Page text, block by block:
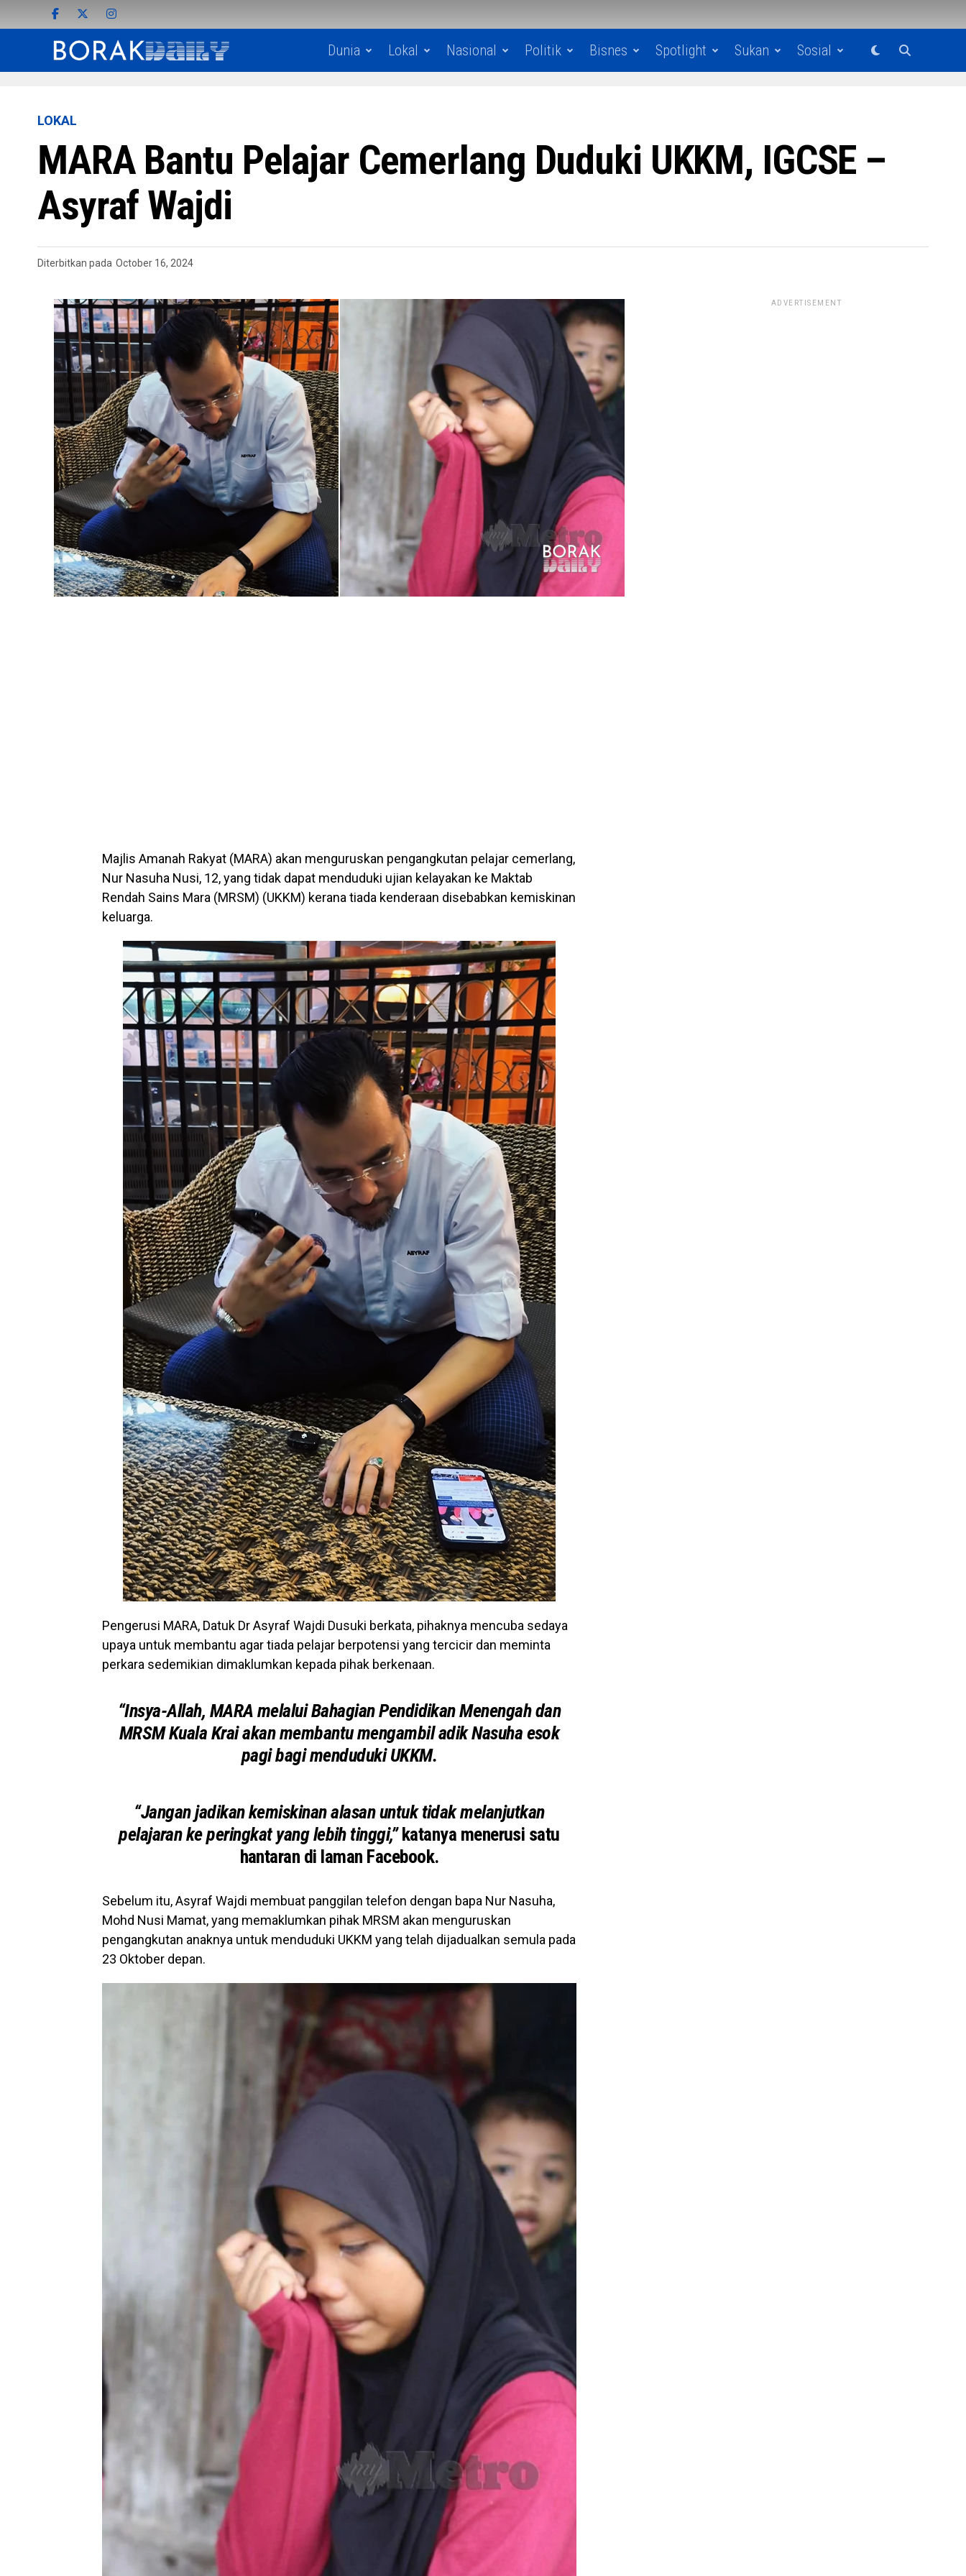
Dunia Lokal Nasional Politik Bisnes Spotlight Sukan Sosial
LOKAL
MARA Bantu Pelajar Cemerlang Duduki UKKM, IGCSE –
Asyraf Wajdi
Diterbitkan pada October 16, 2024
Majlis Amanah Rakyat (MARA) akan menguruskan pengangkutan pelajar cemerlang,
Nur Nasuha Nusi, 12, yang tidak dapat menduduki ujian kelayakan ke Maktab
Rendah Sains Mara (MRSM) (UKKM) kerana tiada kenderaan disebabkan kemiskinan
keluarga.
Pengerusi MARA, Datuk Dr Asyraf Wajdi Dusuki berkata, pihaknya mencuba sedaya
upaya untuk membantu agar tiada pelajar berpotensi yang tercicir dan meminta
perkara sedemikian dimaklumkan kepada pihak berkenaan.
“Insya-Allah, MARA melalui Bahagian Pendidikan Menengah dan
MRSM Kuala Krai akan membantu mengambil adik Nasuha esok
pagi bagi menduduki UKKM.
“Jangan jadikan kemiskinan alasan untuk tidak melanjutkan
pelajaran ke peringkat yang lebih tinggi,”katanya menerusi satu
hantaran di laman Facebook.
Sebelum itu, Asyraf Wajdi membuat panggilan telefon dengan bapa Nur Nasuha,
Mohd Nusi Mamat, yang memaklumkan pihak MRSM akan menguruskan
pengangkutan anaknya untuk menduduki UKKM yang telah dijadualkan semula pada
23 Oktober depan.
ADVERTISEMENT